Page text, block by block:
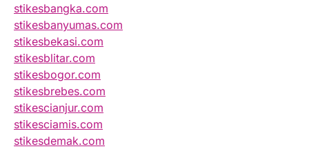
stikesbangka.com
stikesbanyumas.com
stikesbekasi.com
stikesblitar.com
stikesbogor.com
stikesbrebes.com
stikescianjur.com
stikesciamis.com
stikesdemak.com